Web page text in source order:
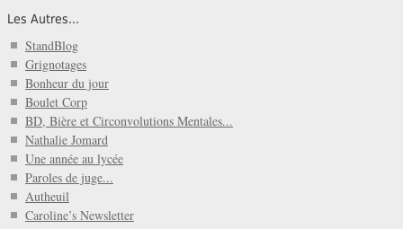
Les Autres...
StandBlog
Grignotages
Bonheur du jour
Boulet Corp
BD, Bière et Circonvolutions Mentales...
Nathalie Jomard
Une année au lycée
Paroles de juge...
Autheuil
Caroline’s Newsletter